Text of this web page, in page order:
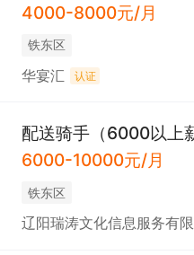
4000-8000元/月
铁东区
华宴汇 认证
配送骑手（6000以上
6000-10000元/月
铁东区
辽阳瑞涛文化信息服务有